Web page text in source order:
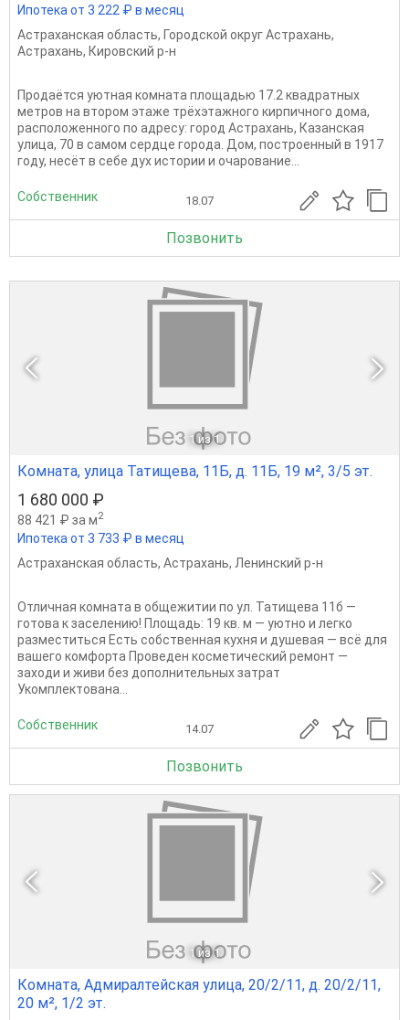
Ипотека от 3 222 ₽ в месяц
Астраханская область, Городской округ Астрахань,
Астрахань, Кировский р-н
Продаётся уютная комната площадью 17.2 квадратных
метров на втором этаже трёхэтажного кирпичного дома,
расположенного по адресу: город Астрахань, Казанская
улица, 70 в самом сердце города. Дом, построенный в 1917
году, несёт в себе дух истории и очарование...
Собственник 18.07
Позвонить
1 из 1
Комната, улица Татищева, 11Б, д. 11Б, 19 м², 3/5 эт.
1 680 000 ₽
88 421 ₽ за м2
Ипотека от 3 733 ₽ в месяц
Астраханская область, Астрахань, Ленинский р-н
Отличная комната в общежитии по ул. Татищева 11б —
готова к заселению! Площадь: 19 кв. м — уютно и легко
разместиться Есть собственная кухня и душевая — всё для
вашего комфорта Проведен косметический ремонт —
заходи и живи без дополнительных затрат
Укомплектована...
Собственник 14.07
Позвонить
1 из 1
Комната, Адмиралтейская улица, 20/2/11, д. 20/2/11,
20 м², 1/2 эт.